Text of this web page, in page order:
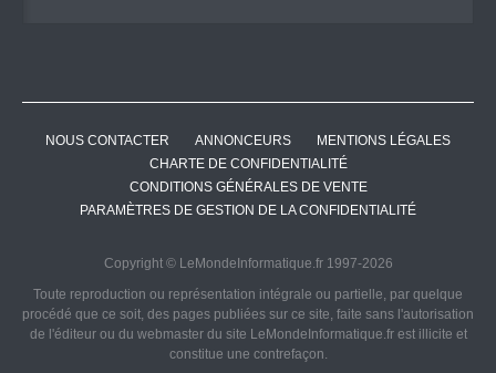
NOUS CONTACTER ANNONCEURS
MENTIONS LÉGALES
CHARTE DE CONFIDENTIALITÉ
CONDITIONS GÉNÉRALES DE VENTE
PARAMÈTRES DE GESTION DE LA CONFIDENTIALITÉ
Copyright © LeMondeInformatique.fr 1997-2026
Toute reproduction ou représentation intégrale ou partielle, par quelque
procédé que ce soit, des pages publiées sur ce site, faite sans l'autorisation
de l'éditeur ou du webmaster du site LeMondeInformatique.fr est illicite et
constitue une contrefaçon.